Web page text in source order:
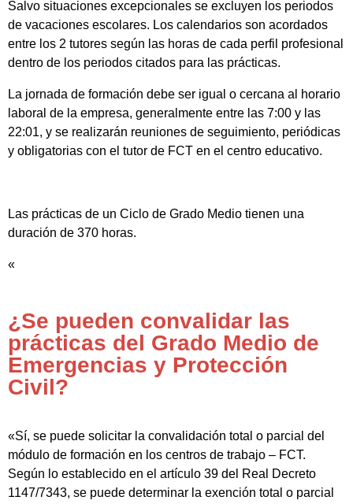
Salvo situaciones excepcionales se excluyen los periodos
de vacaciones escolares. Los calendarios son acordados
entre los 2 tutores según las horas de cada perfil profesional
dentro de los periodos citados para las prácticas.
La jornada de formación debe ser igual o cercana al horario
laboral de la empresa, generalmente entre las 7:00 y las
22:01, y se realizarán reuniones de seguimiento, periódicas
y obligatorias con el tutor de FCT en el centro educativo.
Las prácticas de un Ciclo de Grado Medio tienen una
duración de 370 horas.
«
¿Se pueden convalidar las
prácticas del Grado Medio de
Emergencias y Protección
Civil?
«Sí, se puede solicitar la convalidación total o parcial del
módulo de formación en los centros de trabajo – FCT.
Según lo establecido en el artículo 39 del Real Decreto
1147/7343, se puede determinar la exención total o parcial